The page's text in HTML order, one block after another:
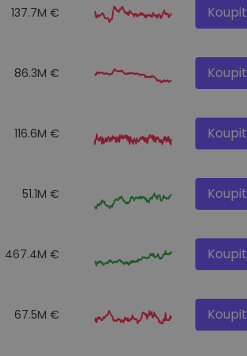
137.7M € Koupit
86.3M € Koupit
116.6M € Koupit
51.1M € Koupit
467.4M € Koupit
67.5M € Koupit